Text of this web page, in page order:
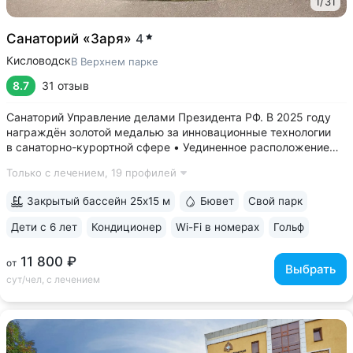
Санаторий «Заря» 4
КисловодскВ Верхнем парке
8.7 31 отзыв
Санаторий Управление делами Президента РФ. В 2025 году
награждён золотой медалью за инновационные технологии
в санаторно-курортной сфере • Уединенное расположение
микроклиматом на высоте 1000 м. Прямой выход
Только с лечением, 19 профилей
от 11 800 ₽
сут/чел, с лечением
Выбрать
Закрытый бассейн 25x15 м Бювет Свой парк
Дети с 6 лет Кондиционер Wi-Fi в номерах Гольф
ещё 6